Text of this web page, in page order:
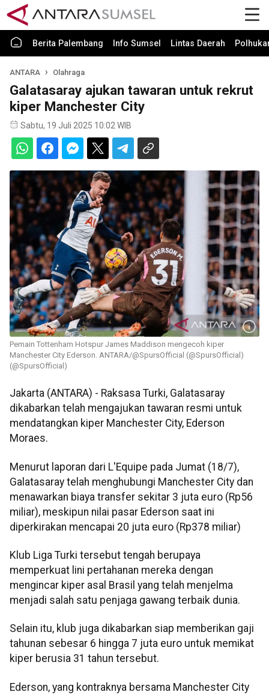
Berita Palembang Info Sumsel Lintas Daerah
ANTARA Olahraga
Galatasaray ajukan tawaran untuk rekrut
kiper Manchester City
Sabtu, 19 Juli 2025 10:02 WIB
Pemain Tottenham Hotspur James Maddison mengecoh kiper
Manchester City Ederson. ANTARA/@SpursOfficial (@SpursOfficial)
(@SpursOfficial)
Jakarta (ANTARA) - Raksasa Turki, Galatasaray
dikabarkan telah mengajukan tawaran resmi untuk
mendatangkan kiper Manchester City, Ederson
Moraes.
Menurut laporan dari L'Equipe pada Jumat (18/7),
Galatasaray telah menghubungi Manchester City dan
menawarkan biaya transfer sekitar 3 juta euro (Rp56
miliar), meskipun nilai pasar Ederson saat ini
diperkirakan mencapai 20 juta euro (Rp378 miliar)
Klub Liga Turki tersebut tengah berupaya
memperkuat lini pertahanan mereka dengan
mengincar kiper asal Brasil yang telah menjelma
menjadi salah satu penjaga gawang terbaik dunia.
Selain itu, klub juga dikabarkan siap memberikan gaji
tahunan sebesar 6 hingga 7 juta euro untuk memikat
kiper berusia 31 tahun tersebut.
Ederson, yang kontraknya bersama Manchester City